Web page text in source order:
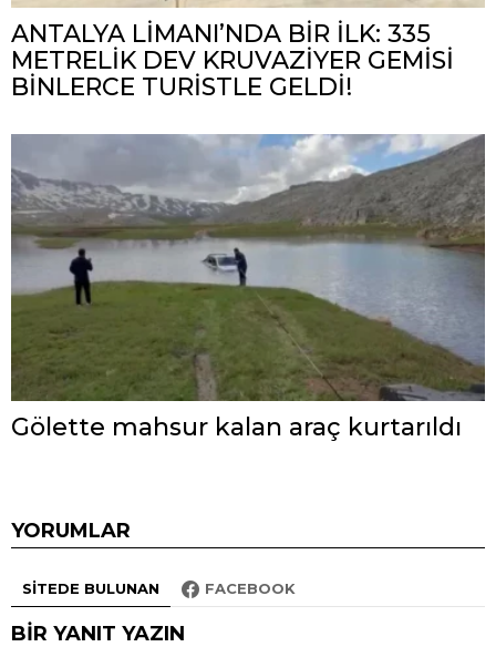
ANTALYA LİMANI’NDA BİR İLK: 335
METRELİK DEV KRUVAZİYER GEMİSİ
BİNLERCE TURİSTLE GELDİ!
Gölette mahsur kalan araç kurtarıldı
YORUMLAR
SITEDE BULUNAN FACEBOOK
BIR YANIT YAZIN